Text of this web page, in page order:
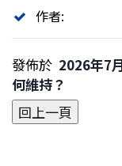
作者:
發佈於 2026年7
何維持？